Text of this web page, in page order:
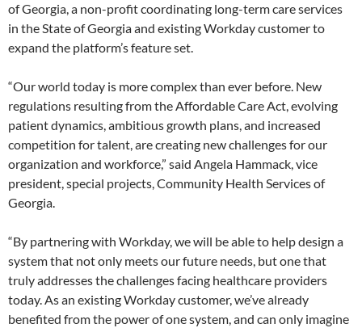
of Georgia, a non-profit coordinating long-term care services
in the State of Georgia and existing Workday customer to
expand the platform’s feature set.
“Our world today is more complex than ever before. New
regulations resulting from the Affordable Care Act, evolving
patient dynamics, ambitious growth plans, and increased
competition for talent, are creating new challenges for our
organization and workforce,” said Angela Hammack, vice
president, special projects, Community Health Services of
Georgia.
“By partnering with Workday, we will be able to help design a
system that not only meets our future needs, but one that
truly addresses the challenges facing healthcare providers
today. As an existing Workday customer, we’ve already
benefited from the power of one system, and can only imagine